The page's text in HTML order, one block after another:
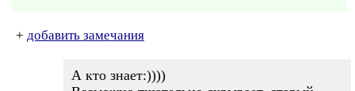
+ добавить замечания
А кто знает:))))